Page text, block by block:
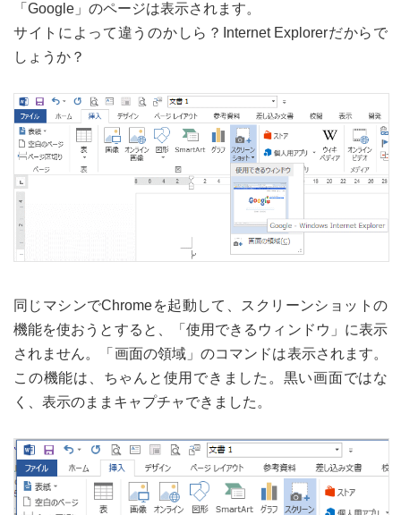
「Google」のページは表示されます。
サイトによって違うのかしら？Internet Explorerだからで
しょうか？
同じマシンでChromeを起動して、スクリーンショットの
機能を使おうとすると、「使用できるウィンドウ」に表示
されません。「画面の領域」のコマンドは表示されます。
この機能は、ちゃんと使用できました。黒い画面ではな
く、表示のままキャプチャできました。